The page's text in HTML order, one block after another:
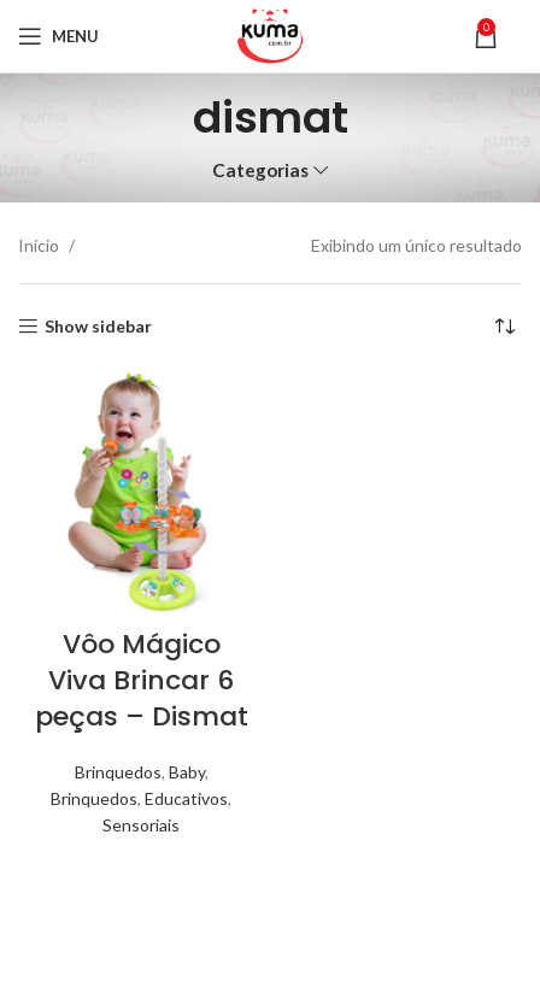
MENU 0
dismat
Categorias
Início Exibindo um único resultado
Show sidebar
Vôo Mágico
Viva Brincar 6
peças – Dismat
Brinquedos, Baby,
Brinquedos, Educativos,
Sensoriais